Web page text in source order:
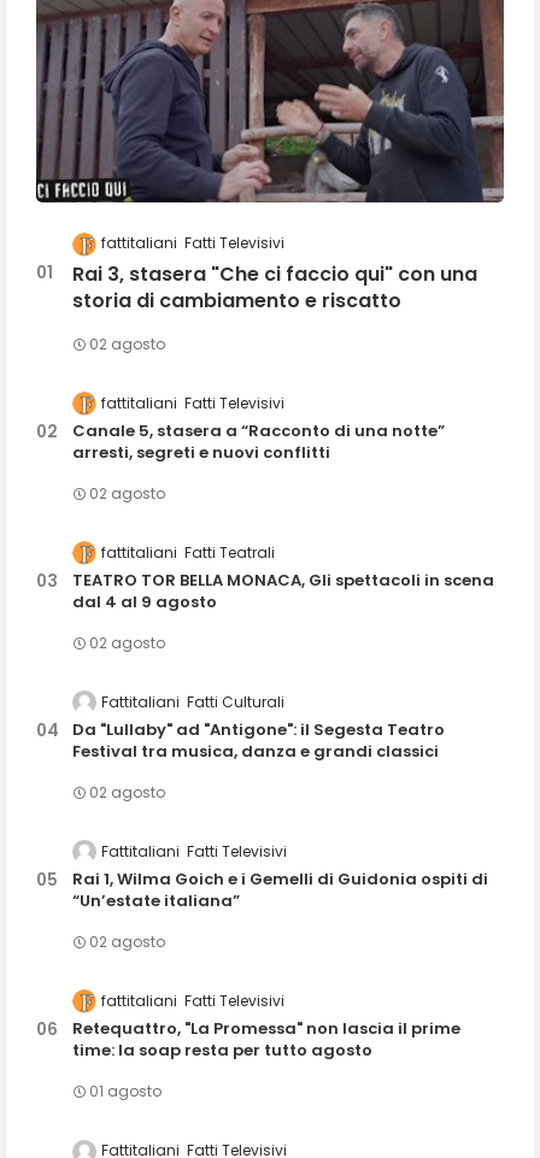
fattitaliani Fatti Televisivi
Rai 3, stasera "Che ci faccio qui" con una
storia di cambiamento e riscatto
02 agosto
fattitaliani Fatti Televisivi
Canale 5, stasera a “Racconto di una notte”
arresti, segreti e nuovi conflitti
02 agosto
fattitaliani Fatti Teatrali
TEATRO TOR BELLA MONACA, Gli spettacoli in scena
dal 4 al 9 agosto
02 agosto
Fattitaliani Fatti Culturali
Da "Lullaby" ad "Antigone": il Segesta Teatro
Festival tra musica, danza e grandi classici
02 agosto
Fattitaliani Fatti Televisivi
Rai 1, Wilma Goich e i Gemelli di Guidonia ospiti di
“Un’estate italiana”
02 agosto
fattitaliani Fatti Televisivi
Retequattro, "La Promessa" non lascia il prime
time: la soap resta per tutto agosto
01 agosto
Fattitaliani Fatti Televisivi